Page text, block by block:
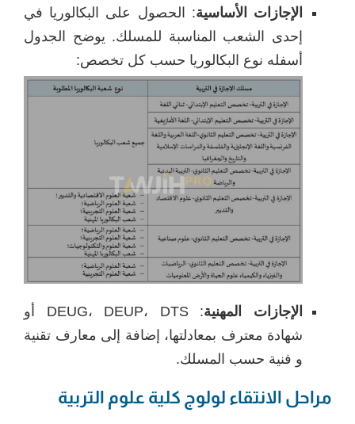
الإجازات الأساسية: الحصول على البكالوريا في
إحدى الشعب المناسبة للمسلك. يوضح الجدول
أسفله نوع البكالوريا حسب كل تخصص:
الإجازات المهنية
: DEUG، DEUP، DTS أو
شهادة معترف بمعادلتها، إضافة إلى معارف تقنية
و فنية حسب المسلك.
مراحل الانتقاء لولوج كلية علوم التربية